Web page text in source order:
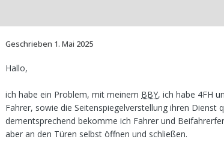
Geschrieben 1. Mai 2025
Hallo,
ich habe ein Problem, mit meinem BBY, ich habe 4FH
Fahrer, sowie die Seitenspiegelverstellung ihren
dementsprechend bekomme ich Fahrer und
aber an den Türen selbst öffnen und schließen.